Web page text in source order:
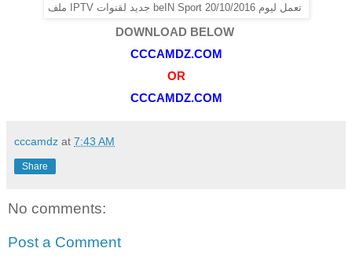
ملف IPTV جديد لقنوات beIN Sport تعمل ليوم 20/10/2016
DOWNLOAD BELOW
CCCAMDZ.COM
OR
CCCAMDZ.COM
cccamdz at 7:43 AM
Share
No comments:
Post a Comment